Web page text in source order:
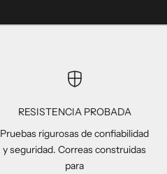
RESISTENCIA PROBADA
Pruebas rigurosas de confiabilidad
y seguridad. Correas construidas
para